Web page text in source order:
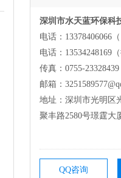
深圳市水天蓝环保科
电话：13378406066（
电话：13534248169（
传真：0755-23328439
邮箱：
地址：深圳市光明区
聚丰路2580号璟霆大
QQ咨询